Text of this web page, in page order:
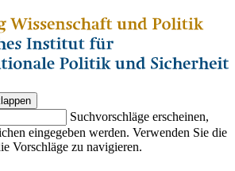
Suchvorschläge erscheinen,
eingegeben werden. Verwenden Sie die
Vorschläge zu navigieren.